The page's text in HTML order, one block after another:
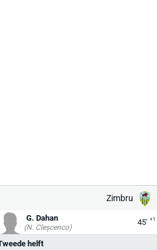
Zimbru
G. Dahan
(N. Cleșcenco)
45' +1
helft